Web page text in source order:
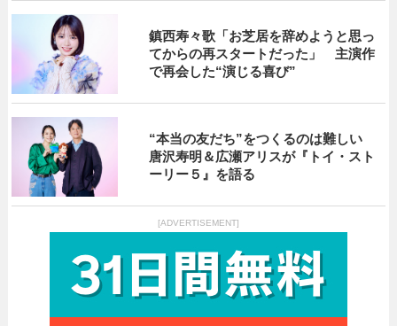
鎮西寿々歌「お芝居を辞めようと思っ
てからの再スタートだった」 主演作
で再会した“演じる喜び”
“本当の友だち”をつくるのは難しい
唐沢寿明＆広瀬アリスが『トイ・スト
ーリー５』を語る
[ADVERTISEMENT]